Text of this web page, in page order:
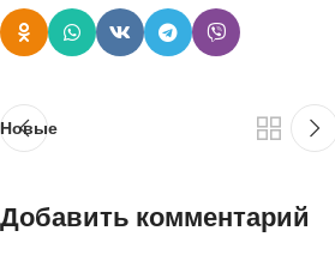
Новые
Добавить комментарий